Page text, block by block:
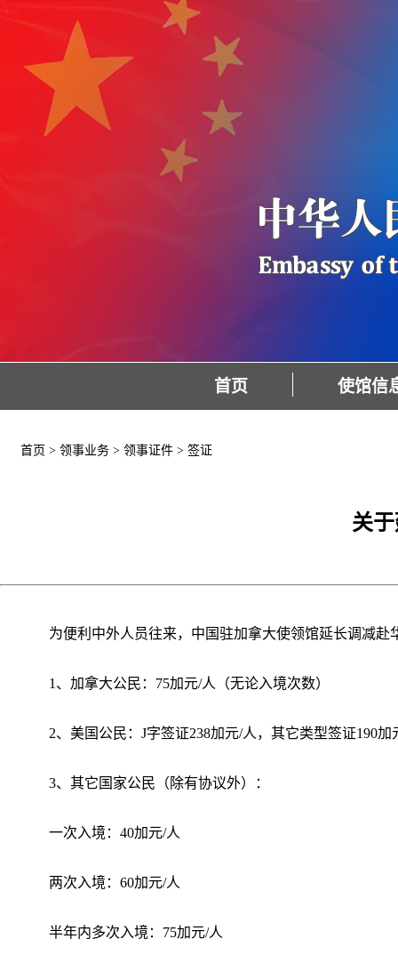
首页 使馆信
首页 > 领事业务 > 领事证件 > 签证
关
为便利中外人员往来，中国驻加拿大使领馆延长调减赴
1、加拿大公民：75加元/人（无论入境次数）
2、美国公民：J字签证238加元/人，其它类型签证190
3、其它国家公民（除有协议外）：
一次入境：40加元/人
两次入境：60加元/人
半年内多次入境：75加元/人